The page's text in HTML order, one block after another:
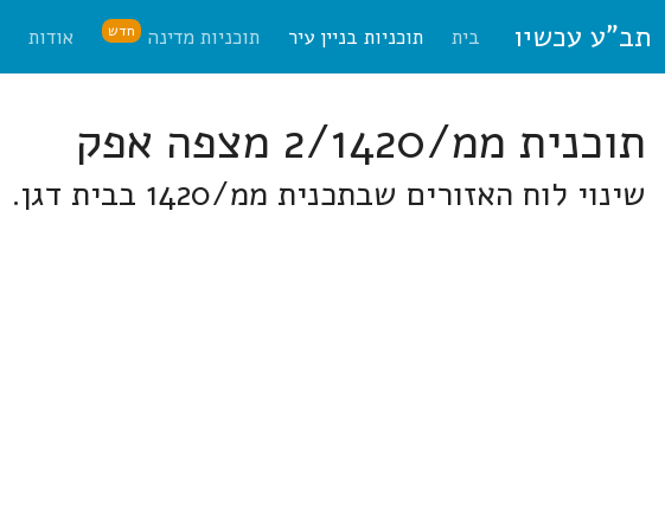
תב"ע עכשיו בית תוכניות בניין עיר תוכניות מדינה חדש אודות
תוכנית ממ/2/1420 מצפה אפק
שינוי לוח האזורים שבתכנית ממ/1420 בבית דגן.